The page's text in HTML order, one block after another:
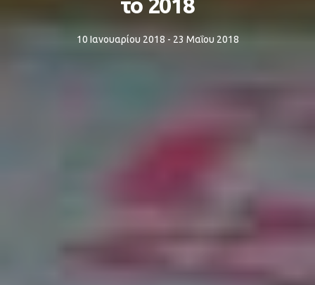
10 Ιανουαρίου 2018 - 23 Μαΐου 2018